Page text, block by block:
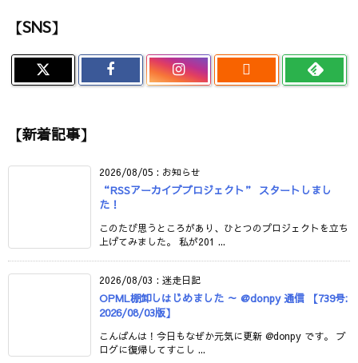
【SNS】

【新着記事】
2026/08/05 : お知らせ
“RSSアーカイブプロジェクト” スタートしまし
た！
このたび思うところがあり、ひとつのプロジェクトを立ち
上げてみました。 私が201 ...
2026/08/03 : 迷走日記
OPML棚卸しはじめました ～ @donpy 通信 【739号:
2026/08/03版】
こんばんは！今日もなぜか元気に更新 @donpy です。 ブ
ログに復帰してすこし ...